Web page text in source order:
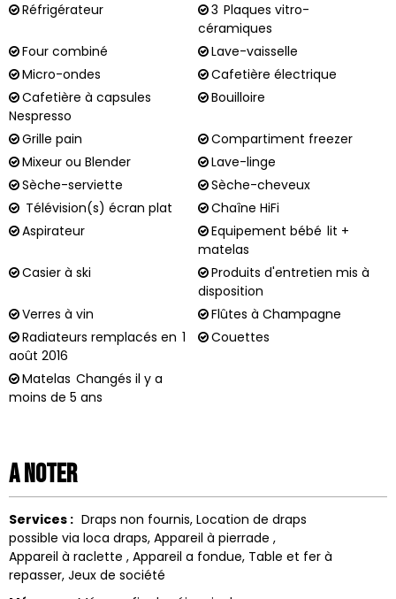
Réfrigérateur 3 Plaques vitro-
céramiques
Four combiné
Lave-vaisselle
Micro-ondes
Cafetière électrique
Cafetière à capsules
Nespresso
Bouilloire
Grille pain
Compartiment freezer
Mixeur ou Blender
Lave-linge
Sèche-serviette
Sèche-cheveux
Télévision(s) écran plat
Chaîne HiFi
Aspirateur
Equipement bébé lit +
matelas
Casier à ski
Produits d'entretien mis à
disposition
Verres à vin
Flûtes à Champagne
Radiateurs remplacés en 1
août 2016
Couettes
Matelas Changés il y a
moins de 5 ans
A noter
Services : Draps non fournis Location de draps
possible via loca draps Appareil à pierrade
Appareil à raclette
Appareil a fondue Table et fer à
repasser Jeux de société